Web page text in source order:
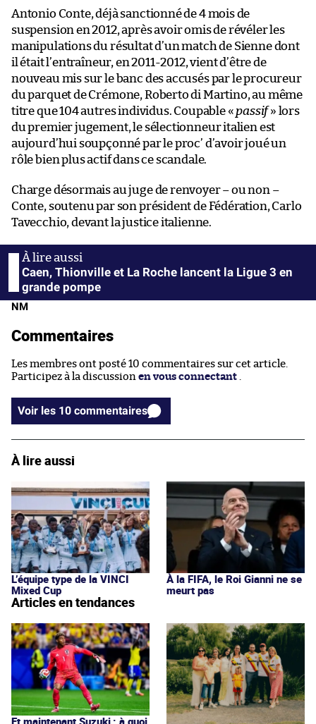
Antonio Conte, déjà sanctionné de 4 mois de
suspension en 2012, après avoir omis de révéler les
manipulations du résultat d’un match de Sienne dont
il était l’entraîneur, en 2011-2012, vient d’être de
nouveau mis sur le banc des accusés par le procureur
du parquet de Crémone, Roberto di Martino, au même
titre que 104 autres individus. Coupable « passif» lors
du premier jugement, le sélectionneur italien est
aujourd’hui soupçonné par le proc’ d’avoir joué un
rôle bien plus actif dans ce scandale.
Charge désormais au juge de renvoyer – ou non –
Conte, soutenu par son président de Fédération, Carlo
Tavecchio, devant la justice italienne.
Caen, Thionville et La Roche lancent la Ligue 3 en
grande pompe
NM
Commentaires
Les membres ont posté 10 commentaires sur cet article.
Participez à la discussion en vous connectant .
Voir les 10 commentaires
À lire aussi
L’équipe type de la VINCI
Mixed Cup
À la FIFA, le Roi Gianni ne se
meurt pas
Articles en tendances
Et maintenant Suzuki : à quoi